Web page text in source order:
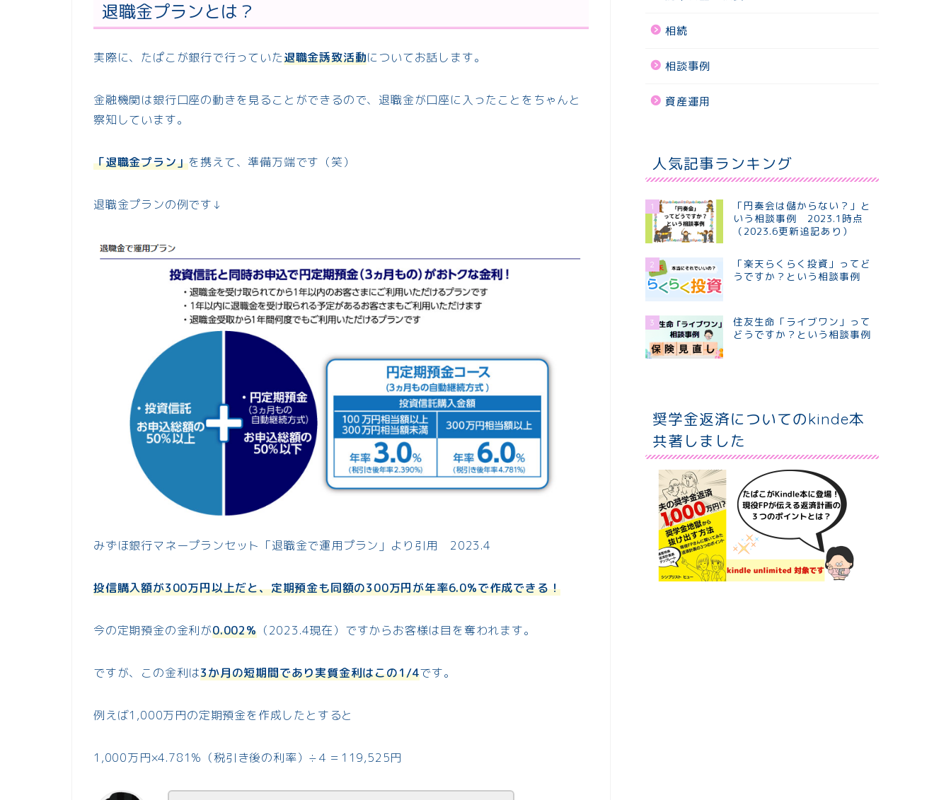
退職金プランとは？
実際に、たぱこが銀行で行っていた退職金誘致活動についてお話します。
金融機関は銀行口座の動きを見ることができるので、退職金が口座に入ったことをちゃんと
察知しています。
「退職金プラン」を携えて、準備万端です（笑）
退職金プランの例です↓
みずほ銀行マネープランセット「退職金で運用プラン」より引用 2023.4
投信購入額が300万円以上だと、定期預金も同額の300万円が年率6.0%で作成できる！
今の定期預金の金利が0.002%（2023.4現在）ですからお客様は目を奪われます。
ですが、この金利は3か月の短期間であり実質金利はこの1/4です。
例えば1,000万円の定期預金を作成したとすると
1,000万円×4.781%（税引き後の利率）÷４＝119,525円
相続
相談事例
資産運用
人気記事ランキング
1
「円奏会は儲からない？」と
いう相談事例 2023.1時点
（2023.6更新追記あり）
2
「楽天らくらく投資」ってど
うですか？という相談事例
3
住友生命「ライブワン」って
どうですか？という相談事例
奨学金返済についてのkinde本
共著しました